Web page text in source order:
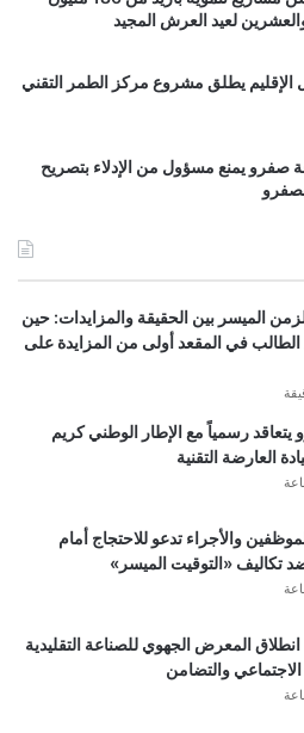
لعيد العرش المجيد
الإقليم يطلق مشروع مركز الطمر التقني
صفرو يمنع مسؤول من الإدلاء بتصريح
الميسر بين الحقيقة والمزايدات: حين
في المقعد أولى من المزايدة على
يتعاقد رسمياً مع الإطار الوطني كريم
العارضة التقنية
والأجراء تدعو للاحتجاج أمام
تكاليف «التوقيت الميسر»
المعرض الجهوي للصناعة التقليدية
الاجتماعي والتضامن